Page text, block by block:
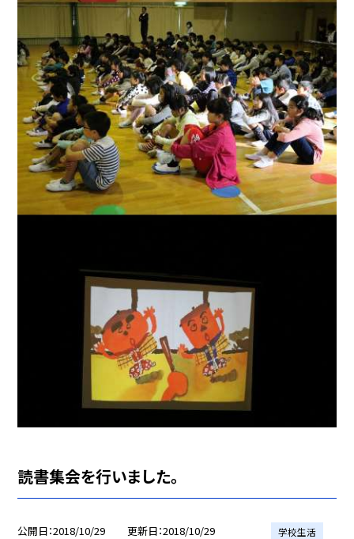
読書集会を行いました。
公開日 2018/10/29 更新日 2018/10/29 学校生活